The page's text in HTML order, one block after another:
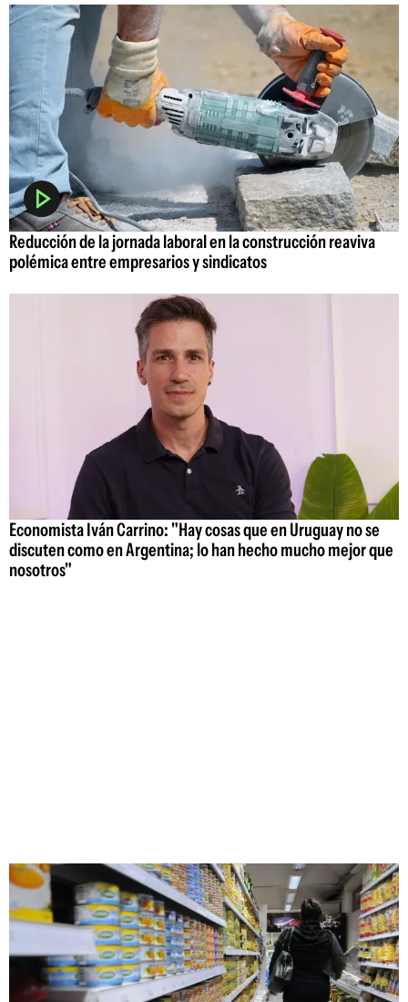
Reducción de la jornada laboral en la construcción reaviva
polémica entre empresarios y sindicatos
Economista Iván Carrino: "Hay cosas que en Uruguay no se
discuten como en Argentina; lo han hecho mucho mejor que
nosotros"